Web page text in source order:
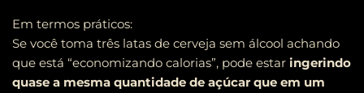
Em termos práticos:
Se você toma três latas de cerveja sem álcool achando
que está “economizando calorias”, pode estar ingerindo
quase a mesma quantidade de açúcar que em um